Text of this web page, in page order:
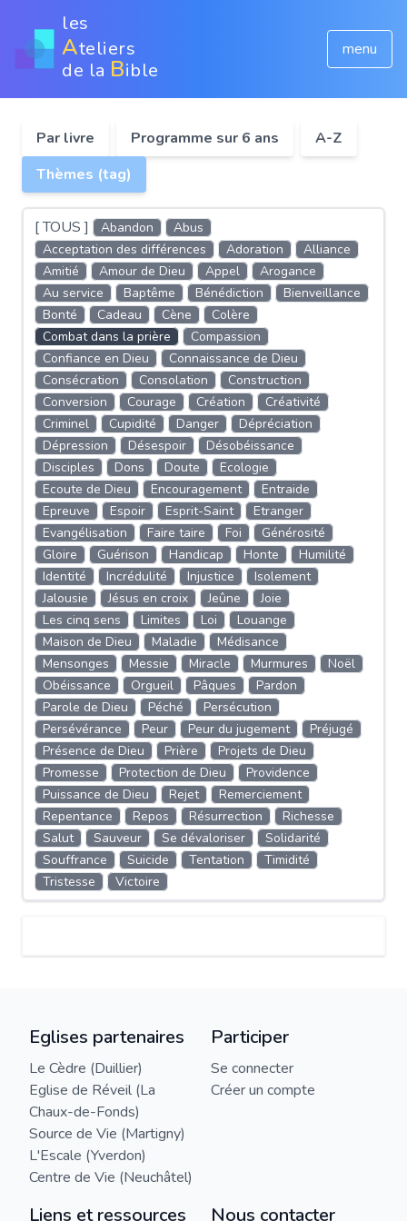
les
Ateliers
de la Bible
menu
Par livre Programme sur 6 ans
A-Z
Thèmes (tag)
[ TOUS ] Abandon
Abus
Acceptation des différences
Adoration
Alliance
Amitié
Amour de Dieu Appel
Arogance
Au service
Baptême Bénédiction
Bienveillance
Bonté
Cadeau Cène
Colère
Combat dans la prière
Compassion
Confiance en Dieu
Connaissance de Dieu
Consécration
Consolation
Construction
Conversion
Courage Création
Créativité
Criminel
Cupidité Danger
Dépréciation
Dépression
Désespoir
Désobéissance
Disciples
Dons Doute
Ecologie
Ecoute de Dieu
Encouragement
Entraide
Epreuve
Espoir Esprit-Saint
Etranger
Evangélisation
Faire taire Foi
Générosité
Gloire
Guérison Handicap Honte
Humilité
Identité
Incrédulité Injustice
Isolement
Jalousie
Jésus en croix Jeûne
Joie
Les cinq sens
Limites Loi
Louange
Maison de Dieu
Maladie
Médisance
Mensonges
Messie Miracle Murmures
Noël
Obéissance
Orgueil Pâques
Pardon
Parole de Dieu
Péché
Persécution
Persévérance
Peur Peur du jugement
Préjugé
Présence de Dieu
Prière
Projets de Dieu
Promesse
Protection de Dieu
Providence
Puissance de Dieu
Rejet
Remerciement
Repentance
Repos Résurrection
Richesse
Salut
Sauveur Se dévaloriser
Solidarité
Souffrance
Suicide Tentation
Timidité
Tristesse
Victoire
Eglises partenaires
Le Cèdre (Duillier)
Eglise de Réveil (La
Chaux-de-Fonds)
Source de Vie (Martigny)
L'Escale (Yverdon)
Centre de Vie (Neuchâtel)
Participer
Se connecter
Créer un compte
Liens et ressources Nous contacter